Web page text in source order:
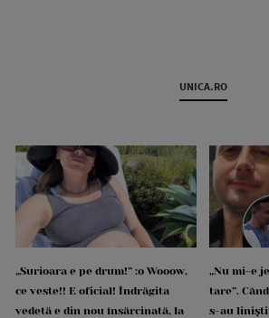
UNICA.RO
„Surioara e pe drum!” :o Wooow,
ce veste!! E oficial! Îndrăgita
vedetă e din nou însărcinată, la
„Nu mi-e
tare”.
s-au